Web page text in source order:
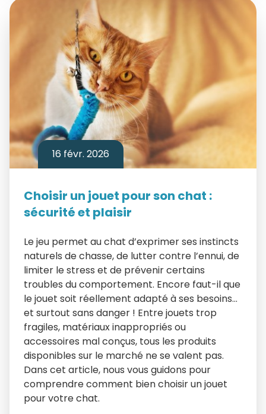
16 févr. 2026
Choisir un jouet pour son chat :
sécurité et plaisir
Le jeu permet au chat d’exprimer ses instincts
naturels de chasse, de lutter contre l’ennui, de
limiter le stress et de prévenir certains
troubles du comportement. Encore faut-il que
le jouet soit réellement adapté à ses besoins…
et surtout sans danger ! Entre jouets trop
fragiles, matériaux inappropriés ou
accessoires mal conçus, tous les produits
disponibles sur le marché ne se valent pas.
Dans cet article, nous vous guidons pour
comprendre comment bien choisir un jouet
pour votre chat.